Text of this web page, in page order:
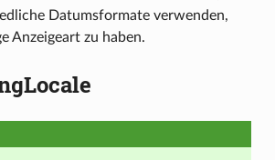
Datumsformate verwenden,
Anzeigeart zu haben.